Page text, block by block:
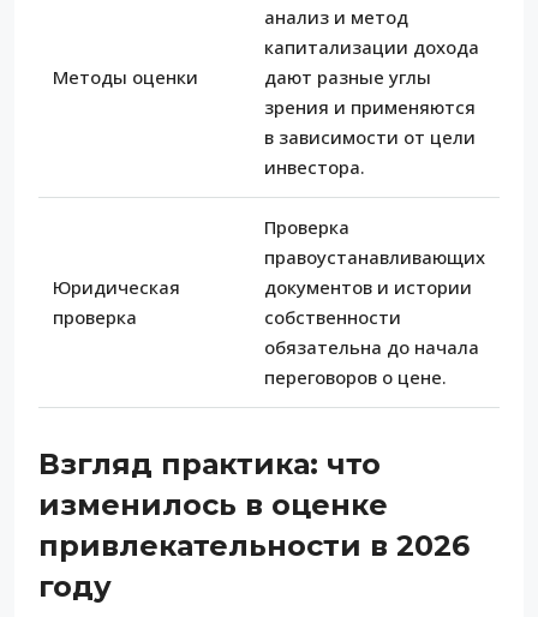
Методы оценки
анализ и метод
капитализации дохода
дают разные углы
зрения и применяются
в зависимости от цели
инвестора.
Юридическая
проверка
Проверка
правоустанавливающих
документов и истории
собственности
обязательна до начала
переговоров о цене.
Взгляд практика: что
изменилось в оценке
привлекательности в 2026
году